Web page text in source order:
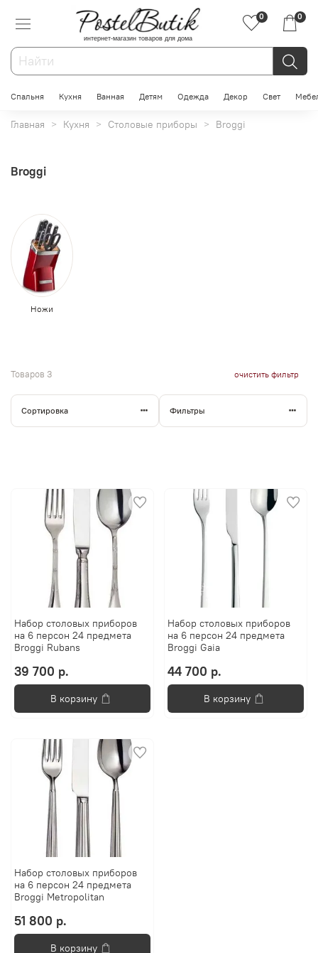
интернет-магазин товаров для дома
0 0
Спальня Кухня Ванная Детям Одежда Декор Свет
Главная Кухня Столовые приборы Broggi
Broggi
Ножи
Товаров 3 очистить фильтр
Сортировка Фильтры
Набор столовых приборов
на 6 персон 24 предмета
Broggi Rubans
39 700 р.
В корзину
Набор столовых приборов
на 6 персон 24 предмета
Broggi Gaia
44 700 р.
В корзину
Набор столовых приборов
на 6 персон 24 предмета
Broggi Metropolitan
51 800 р.
В корзину